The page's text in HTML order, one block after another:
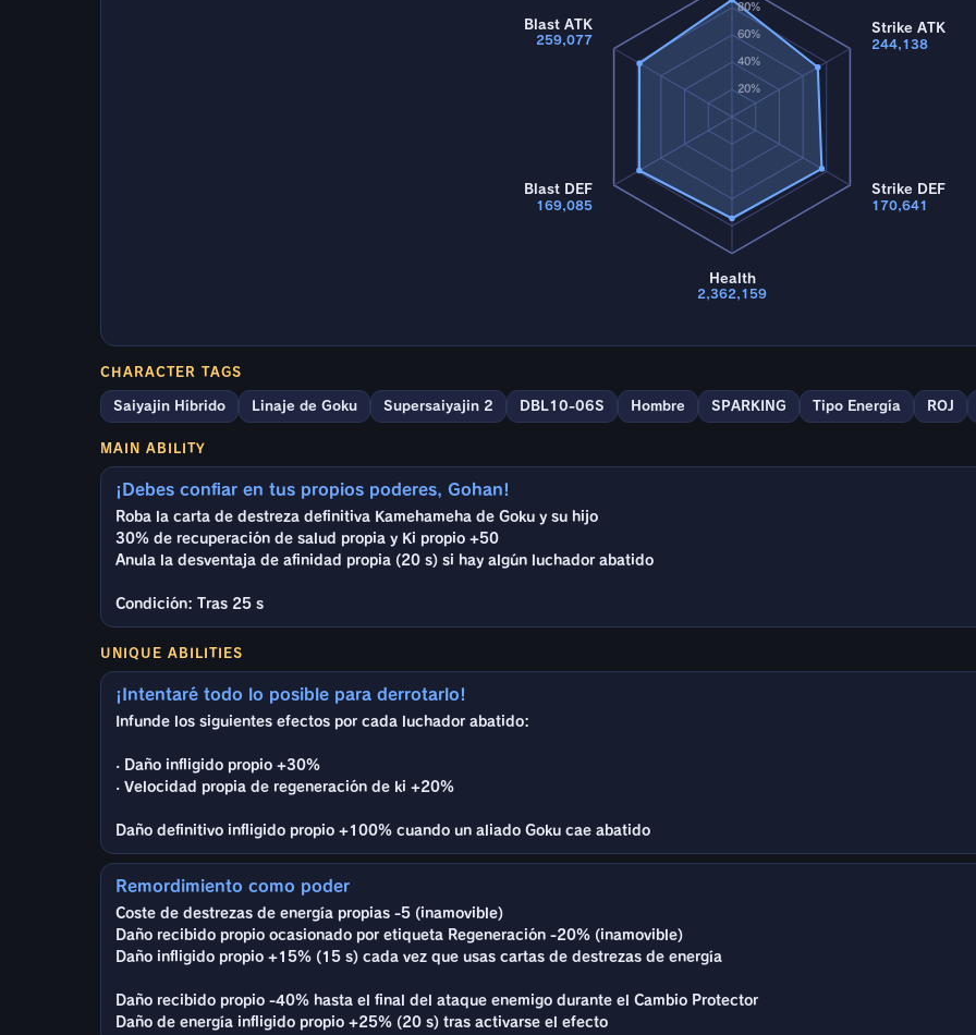
20%
40%
60%
80%
Strike ATK
244,138
Strike DEF
170,641
Health
2,362,159
Blast DEF
169,085
Blast ATK
259,077
CHARACTER TAGS
Saiyajin Híbrido Linaje de Goku Supersaiyajin 2 DBL10-06S Hombre SPARKING Tipo Energía ROJ
MAIN ABILITY
¡Debes confiar en tus propios poderes, Gohan!
Roba la carta de destreza definitiva Kamehameha de Goku y su hijo
30% de recuperación de salud propia y Ki propio +50
Anula la desventaja de afinidad propia (20 s) si hay algún luchador abatido
Condición: Tras 25 s
UNIQUE ABILITIES
¡Intentaré todo lo posible para derrotarlo!
Infunde los siguientes efectos por cada luchador abatido:
· Daño infligido propio +30%
· Velocidad propia de regeneración de ki +20%
Daño definitivo infligido propio +100% cuando un aliado Goku cae abatido
Remordimiento como poder
Coste de destrezas de energía propias -5 (inamovible)
Daño recibido propio ocasionado por etiqueta Regeneración -20% (inamovible)
Daño infligido propio +15% (15 s) cada vez que usas cartas de destrezas de energía
Daño recibido propio -40% hasta el final del ataque enemigo durante el Cambio Protector
Daño de energía infligido propio +25% (20 s) tras activarse el efecto